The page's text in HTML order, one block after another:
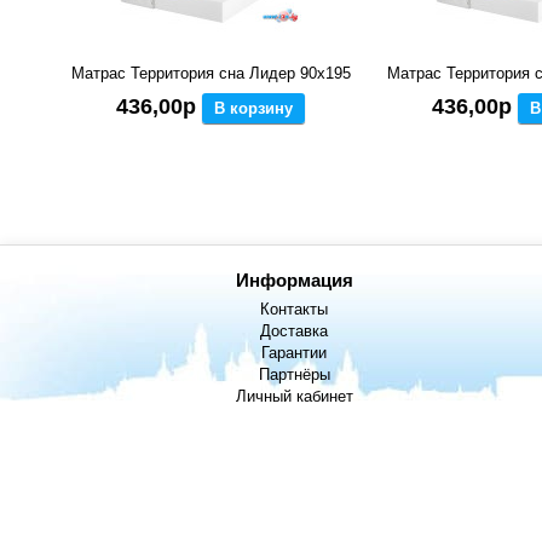
Матрас Территория сна Лидер 90x195
436,00р В корзину
Матрас Территория
436,00р
Информация
Контакты
Доставка
Гарантии
Партнёры
Личный кабинет